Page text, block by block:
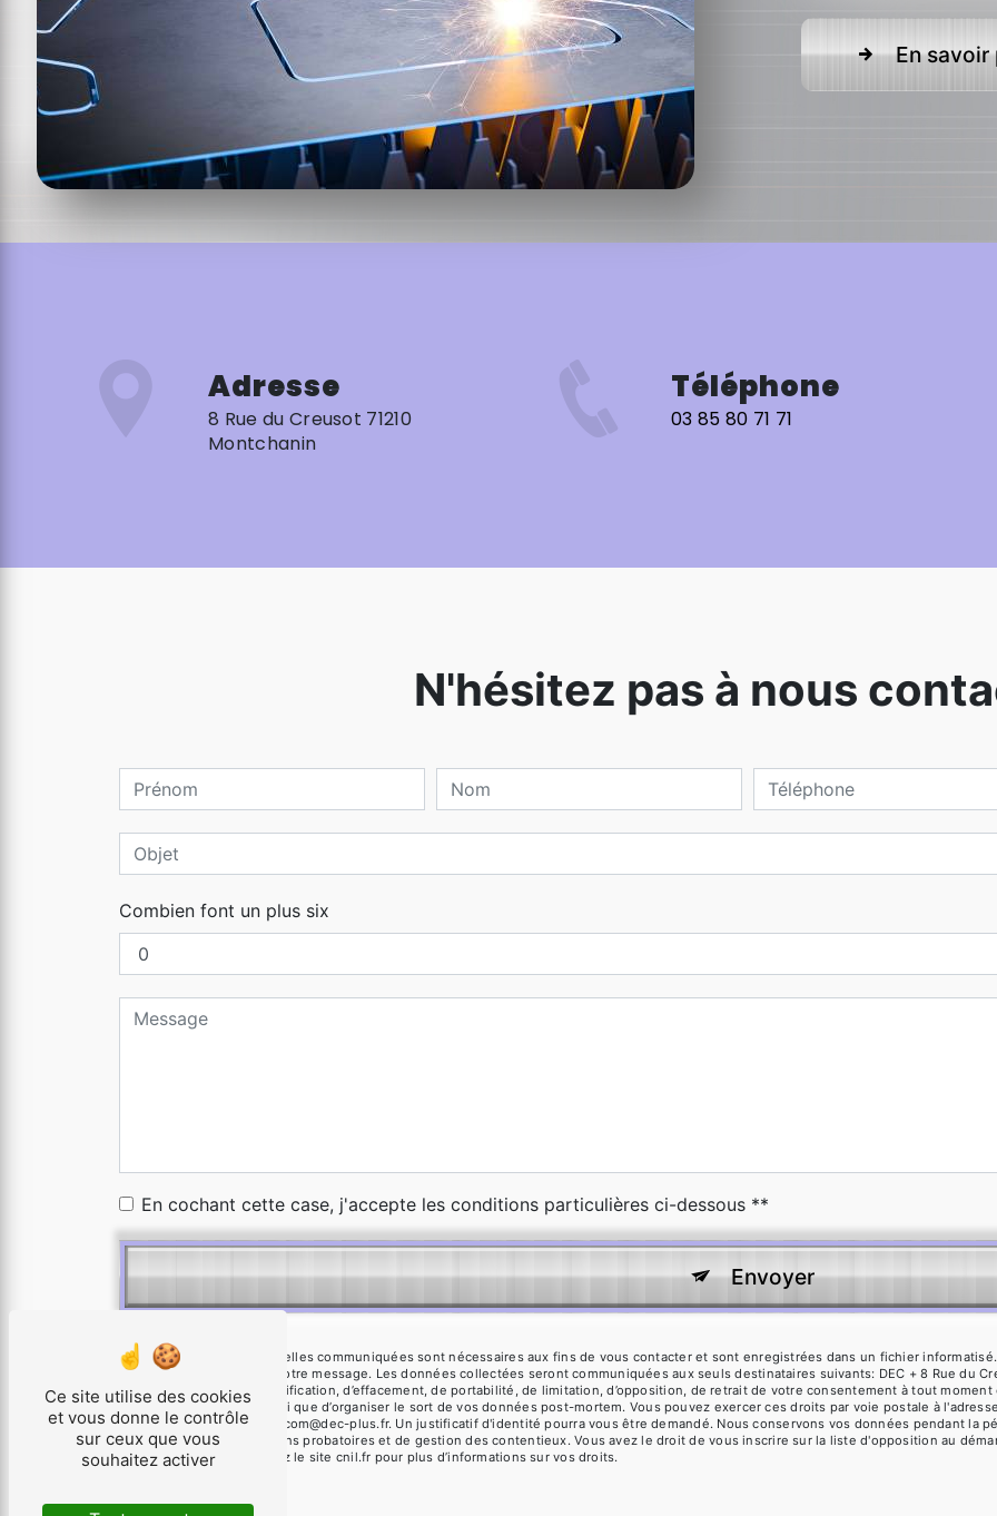
En savoir
Adresse
8 Rue du Creusot 71210
Montchanin
Téléphone
03 85 80 71 71
N'hésitez pas à nous
Combien font un plus six
En cochant cette case, j'accepte les conditions particulières ci-dessous **
Envoyer
** Les données personnelles communiquées sont nécessaires aux fins de vous contacter et sont enregistrées dans un fichier
seul but de répondre à votre message. Les données collectées seront communiquées aux seuls destinataires suivants: DEC + 8 Rue du
de droits d’accès, de rectification, d’effacement, de portabilité, de limitation, d’opposition, de retrait de votre consentement à tout
autorité de contrôle, ainsi que d’organiser le sort de vos données post-mortem. Vous pouvez exercer ces droits par voie postale à
électronique à l'adresse com@dec-plus.fr. Un justificatif d'identité pourra vous être demandé. Nous conservons vos données pendant la
prescription légale aux fins probatoires et de gestion des contentieux. Vous avez le droit de vous inscrire sur la liste d'opposition au
Bloctel.gouv.fr
. Consultez le site cnil.fr pour plus d’informations sur vos droits.
Ce site utilise des cookies
et vous donne le contrôle
sur ceux que vous
souhaitez activer